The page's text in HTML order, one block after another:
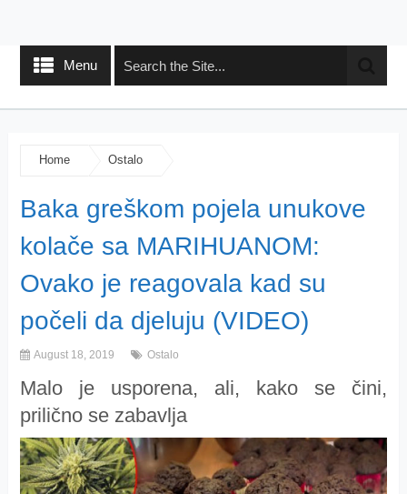
Menu
Home Ostalo
Baka greškom pojela unukove
kolače sa MARIHUANOM:
Ovako je reagovala kad su
počeli da djeluju (VIDEO)
August 18, 2019 Ostalo
Malo je usporena, ali, kako se čini,
prilično se zabavlja